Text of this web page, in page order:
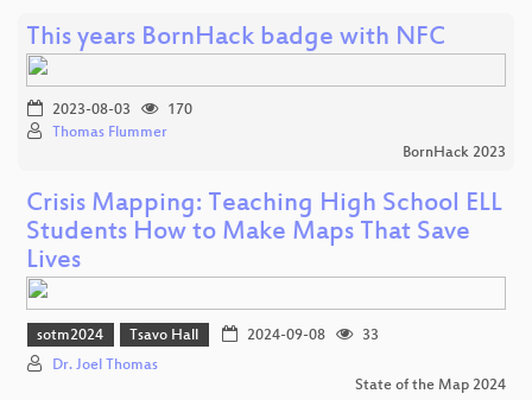
This years BornHack badge with NFC
2023-08-03
170
Thomas Flummer
BornHack 2023
Crisis Mapping: Teaching High School ELL
Students How to Make Maps That Save
Lives
sotm2024 Tsavo Hall 2024-09-08
33
Dr. Joel Thomas
State of the Map 2024